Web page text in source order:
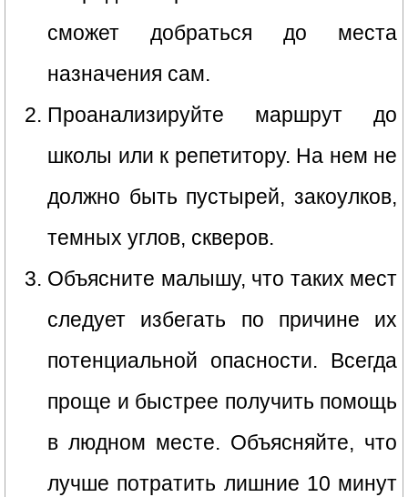
сможет добраться до места
назначения сам.
Проанализируйте маршрут до
школы или к репетитору. На нем не
должно быть пустырей, закоулков,
темных углов, скверов.
Объясните малышу, что таких мест
следует избегать по причине их
потенциальной опасности. Всегда
проще и быстрее получить помощь
в людном месте. Объясняйте, что
лучше потратить лишние 10 минут